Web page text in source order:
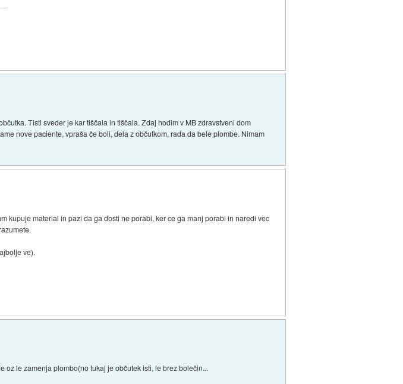
Tisti sveder je kar tiščala in tiščala. Zdaj hodim v MB zdravstveni dom
nove paciente, vpraša če boli, dela z občutkom, rada da bele plombe. Nimam
kupuje material in pazi da ga dosti ne porabi, ker ce ga manj porabi in naredi vec
ve).
oz le zamenja plombo(no tukaj je občutek isti, le brez bolečin...